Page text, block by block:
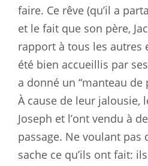
faire. Ce rêve (qu’il a
et le fait que son père,
rapport à tous les autres
été bien accueillis par
a donné un “manteau de
À cause de leur jalousie,
Joseph et l’ont vendu à
passage. Ne voulant pas
sache ce qu’ils ont fait: